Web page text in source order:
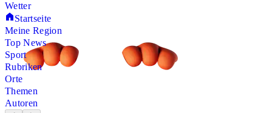
Wetter
Startseite
Meine Region
Top News
Sport
Rubriken
Orte
Themen
Autoren